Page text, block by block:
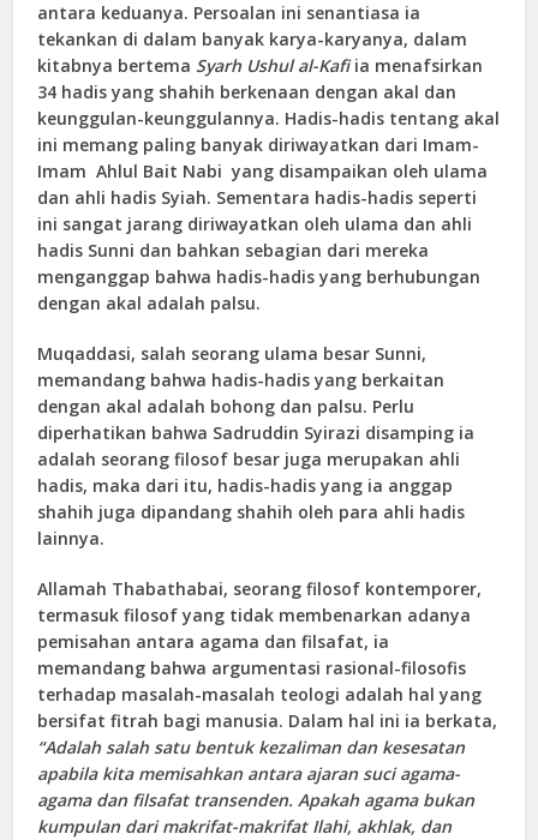
antara keduanya. Persoalan ini senantiasa ia
tekankan di dalam banyak karya-karyanya, dalam
kitabnya bertema Syarh Ushul al-Kafiia menafsirkan
34 hadis yang shahih berkenaan dengan akal dan
keunggulan-keunggulannya. Hadis-hadis tentang akal
ini memang paling banyak diriwayatkan dari Imam-
Imam Ahlul Bait Nabi yang disampaikan oleh ulama
dan ahli hadis Syiah. Sementara hadis-hadis seperti
ini sangat jarang diriwayatkan oleh ulama dan ahli
hadis Sunni dan bahkan sebagian dari mereka
menganggap bahwa hadis-hadis yang berhubungan
dengan akal adalah palsu.
Muqaddasi, salah seorang ulama besar Sunni,
memandang bahwa hadis-hadis yang berkaitan
dengan akal adalah bohong dan palsu. Perlu
diperhatikan bahwa Sadruddin Syirazi disamping ia
adalah seorang filosof besar juga merupakan ahli
hadis, maka dari itu, hadis-hadis yang ia anggap
shahih juga dipandang shahih oleh para ahli hadis
lainnya.
Allamah Thabathabai, seorang filosof kontemporer,
termasuk filosof yang tidak membenarkan adanya
pemisahan antara agama dan filsafat, ia
memandang bahwa argumentasi rasional-filosofis
terhadap masalah-masalah teologi adalah hal yang
bersifat fitrah bagi manusia. Dalam hal ini ia berkata,
“Adalah salah satu bentuk kezaliman dan kesesatan
apabila kita memisahkan antara ajaran suci agama-
agama dan filsafat transenden. Apakah agama bukan
kumpulan dari makrifat-makrifat Ilahi, akhlak, dan